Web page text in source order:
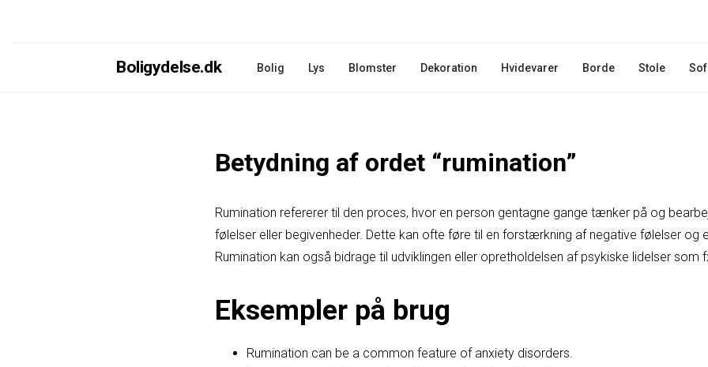
Boligydelse.dk Bolig Lys Blomster Dekoration Hvidevarer Borde Stole
Betydning af ordet “rumination”
Rumination refererer til den proces, hvor en person gentagne gange tænker på og
følelser eller begivenheder. Dette kan ofte føre til en forstærkning af negative følelser og
Rumination kan også bidrage til udviklingen eller opretholdelsen af psykiske lidelser som
Eksempler på brug
Rumination can be a common feature of anxiety disorders.